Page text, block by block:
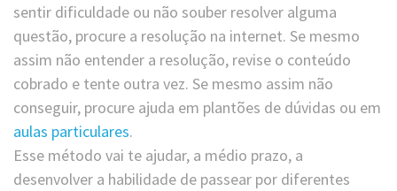
sentir dificuldade ou não souber resolver alguma
questão, procure a resolução na internet. Se mesmo
assim não entender a resolução, revise o conteúdo
cobrado e tente outra vez. Se mesmo assim não
conseguir, procure ajuda em plantões de dúvidas ou em
aulas particulares.
Esse método vai te ajudar, a médio prazo, a
desenvolver a habilidade de passear por diferentes